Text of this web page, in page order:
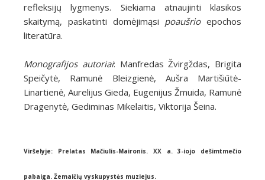
refleksijų lygmenys. Siekiama atnaujinti klasikos
skaitymą, paskatinti domėjimąsi poaušrioepochos
literatūra.
Monografijos autoriai: Manfredas Žvirgždas, Brigita
Speičytė, Ramunė Bleizgienė, Aušra Martišiūtė-
Linartienė, Aurelijus Gieda, Eugenijus Žmuida, Ramunė
Dragenytė, Gediminas Mikelaitis, Viktorija Šeina.
Viršelyje: Prelatas Mačiulis-Maironis. XX a. 3-iojo dešimtmečio
pabaiga. Žemaičių vyskupystės muziejus.